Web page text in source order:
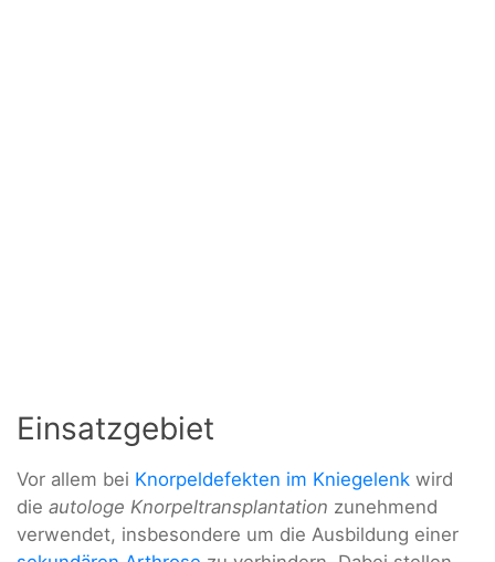
Einsatzgebiet
Vor allem bei Knorpeldefekten im Kniegelenk wird
die autologe Knorpeltransplantation zunehmend
verwendet, insbesondere um die Ausbildung einer